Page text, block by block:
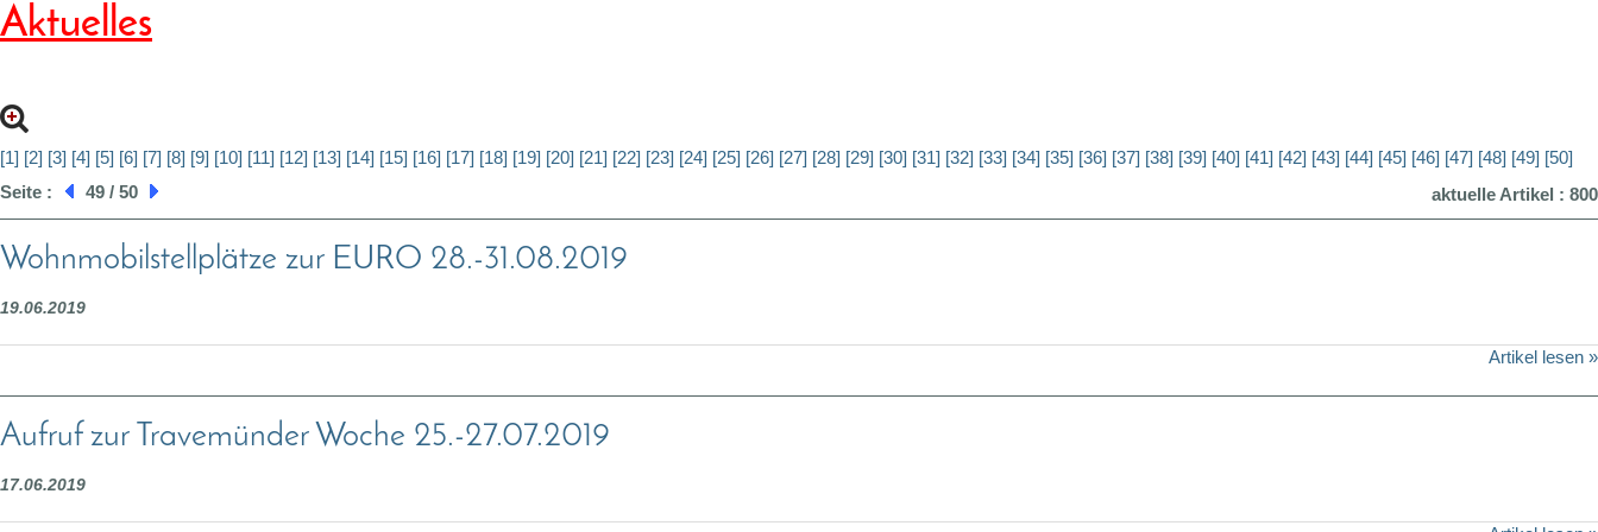
Aktuelles
[1] [2] [3] [4] [5] [6] [7] [8] [9] [10] [11] [12] [13] [14] [15] [16] [17] [18] [19] [20] [21] [22] [23] [24] [25] [26] [27] [28] [29] [30] [31] [32] [33] [34] [35] [36] [37] [38] [39] [40] [41] [42] [43] [44] [45] [46] [47] [48] [49] [50]
aktuelle Artikel : 800
Seite : 49 / 50
Wohnmobilstellplätze zur EURO 28.-31.08.2019
19.06.2019
Artikel lesen »
Aufruf zur Travemünder Woche 25.-27.07.2019
17.06.2019